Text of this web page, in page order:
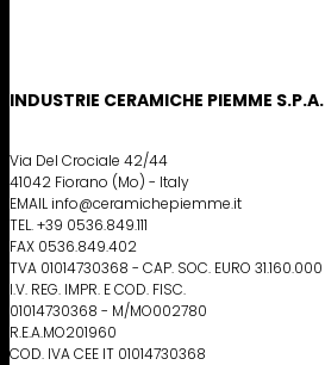
INDUSTRIE CERAMICHE PIEMME S.P.A.
Via Del Crociale 42/44
41042 Fiorano (Mo) - Italy
EMAIL info@ceramichepiemme.it
TEL. +39 0536.849.111
FAX 0536.849.402
TVA 01014730368 - CAP. SOC. EURO 31.160.000
I.V. REG. IMPR. E COD. FISC.
01014730368 - M/MO002780
R.E.A.MO201960
COD. IVA CEE IT 01014730368